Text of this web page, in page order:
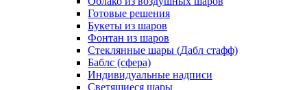
Готовые решения
Букеты из шаров
Фонтан из шаров
Стеклянные шары (Дабл стафф)
Баблс (сфера)
Индивидуальные надписи
Светящиеся шары